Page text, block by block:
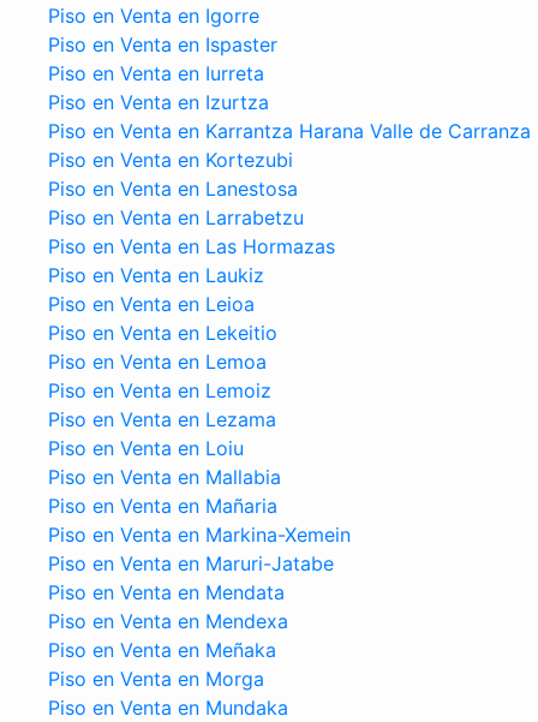
Piso en Venta en Igorre
Piso en Venta en Ispaster
Piso en Venta en Iurreta
Piso en Venta en Izurtza
Piso en Venta en Karrantza Harana Valle de Carranza
Piso en Venta en Kortezubi
Piso en Venta en Lanestosa
Piso en Venta en Larrabetzu
Piso en Venta en Las Hormazas
Piso en Venta en Laukiz
Piso en Venta en Leioa
Piso en Venta en Lekeitio
Piso en Venta en Lemoa
Piso en Venta en Lemoiz
Piso en Venta en Lezama
Piso en Venta en Loiu
Piso en Venta en Mallabia
Piso en Venta en Mañaria
Piso en Venta en Markina-Xemein
Piso en Venta en Maruri-Jatabe
Piso en Venta en Mendata
Piso en Venta en Mendexa
Piso en Venta en Meñaka
Piso en Venta en Morga
Piso en Venta en Mundaka